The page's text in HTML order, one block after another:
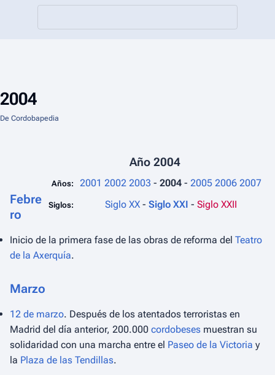
2004
De Cordobapedia
Año 2004
Años: 2001 2002 2003 - 2004 - 2005 2006 2007
Siglos: Siglo XX- Siglo XXI - Siglo XXII
Febre
ro
Inicio de la primera fase de las obras de reforma del Teatro
de la Axerquía.
Marzo
12 de marzo. Después de los atentados terroristas en
Madrid del día anterior, 200.000 cordobeses muestran su
solidaridad con una marcha entre el Paseo de la Victoria y
la Plaza de las Tendillas.